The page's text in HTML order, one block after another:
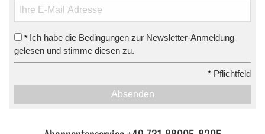
* Ich habe die Bedingungen zur Newsletter-Anmeldung
gelesen und stimme diesen zu.
* Pflichtfeld
Absenden